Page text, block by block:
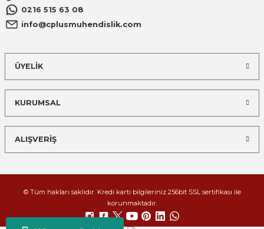
0216 515 63 08
info@cplusmuhendislik.com
ÜYELİK
KURUMSAL
ALIŞVERİŞ
© Tüm hakları saklıdır. Kredi kartı bilgileriniz 256bit SSL sertifikası ile
korunmaktadır.